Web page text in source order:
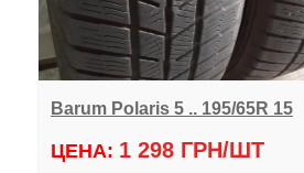
Barum Polaris 5 .. 195/65R 15
ЦЕНА: 1 298 ГРН/ШТ